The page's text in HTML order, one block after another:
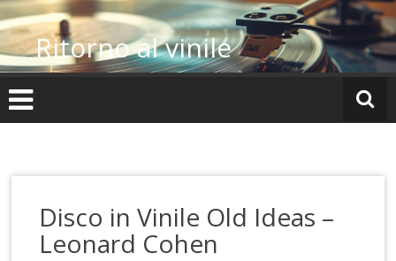
Vai
al
contenutoRitorno al vinile
Disco in Vinile Old Ideas –
Leonard Cohen